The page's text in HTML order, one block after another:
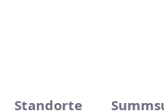
Standorte